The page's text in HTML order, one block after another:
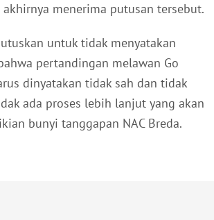
akhirnya menerima putusan tersebut.
untuk tidak menyatakan
pertandingan melawan Go
dinyatakan tidak sah dan tidak
ada proses lebih lanjut yang akan
bunyi tanggapan NAC Breda.